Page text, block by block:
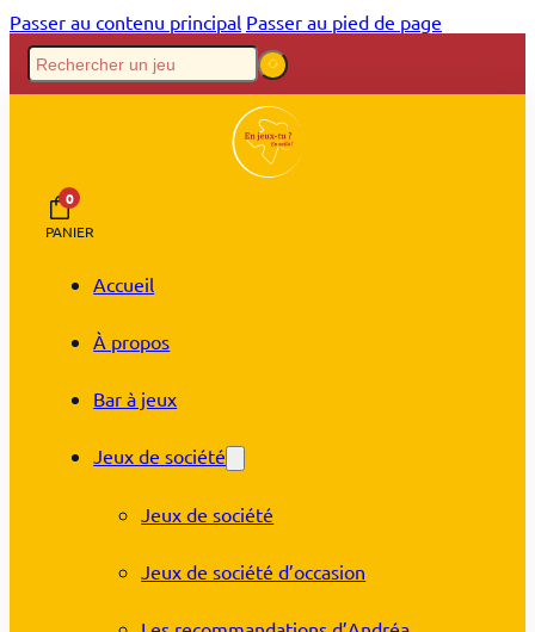
Passer au contenu principal Passer au pied de page
0
PANIER
Accueil
À propos
Bar à jeux
Jeux de société
Jeux de société
Jeux de société d’occasion